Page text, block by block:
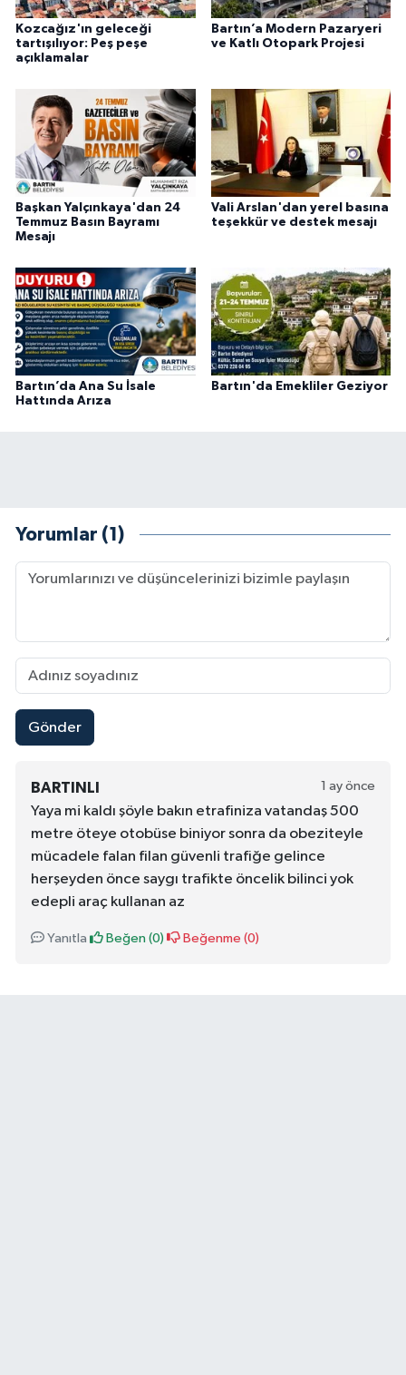
Kozcağız'ın geleceği
tartışılıyor: Peş peşe
açıklamalar
Bartın’a Modern Pazaryeri
ve Katlı Otopark Projesi
Başkan Yalçınkaya'dan 24
Temmuz Basın Bayramı
Mesajı
Vali Arslan'dan yerel basına
teşekkür ve destek mesajı
Bartın’da Ana Su İsale
Hattında Arıza
Bartın'da Emekliler Geziyor
Yorumlar (1)
Gönder
BARTINLI 1 ay önce
Yaya mi kaldı şöyle bakın etrafiniza vatandaş 500
metre öteye otobüse biniyor sonra da obeziteyle
mücadele falan filan güvenli trafiğe gelince
herşeyden önce saygı trafikte öncelik bilinci yok
edepli araç kullanan az
Yanıtla Beğen (0) Beğenme (0)